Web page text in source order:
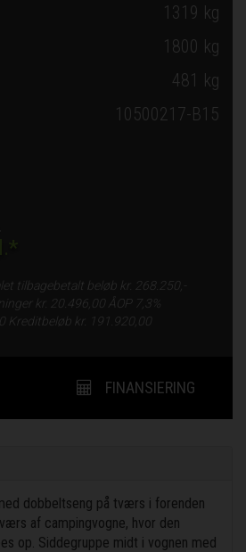
1319 kg
1800 kg
481 kg
10500217-B15
tilbagebetalt beløb kr.
268.250,-
kr.
20.496,00 ÅOP
7,3%
Kreditbeløb kr.
191.920,00
FINANSIERING
dobbeltseng på tværs i forenden
af campingvogne, hvor den
op. Siddegruppe midt i vognen med